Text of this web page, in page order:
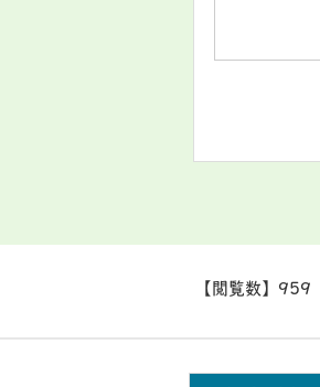
【閲覧数】 959